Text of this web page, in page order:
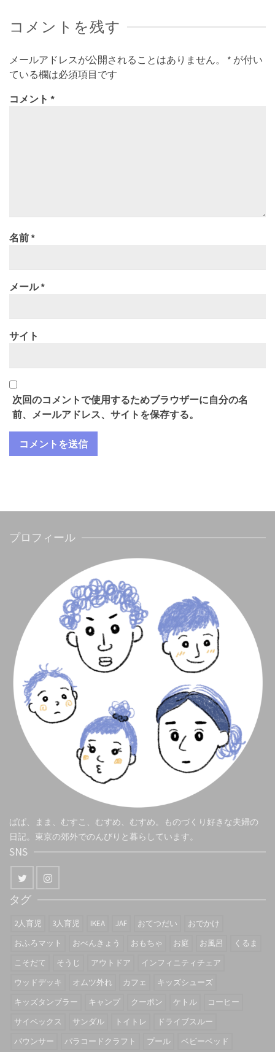
コメントを残す
メールアドレスが公開されることはありません。 * が付い
ている欄は必須項目です
コメント *
名前*
メール*
サイト
次回のコメントで使用するためブラウザーに自分の名
前、メールアドレス、サイトを保存する。
プロフィール
ぱぱ、まま、むすこ、むすめ、むすめ。ものづくり好きな夫婦の
日記。東京の郊外でのんびりと暮らしています。
SNS
タグ
2人育児 3人育児 IKEA JAF おてつだい
おでかけ
おふろマット
おべんきょう おもちゃ お庭 お風呂
くるま
こそだて
そうじ アウトドア
インフィニティチェア
ウッドデッキ
オムツ外れ カフェ
キッズシューズ
キッズタンブラー
キャンプ クーポン ケトル
コーヒー
サイベックス
サンダル トイトレ
ドライブスルー
バウンサー
パラコードクラフト プール ベビーベッド